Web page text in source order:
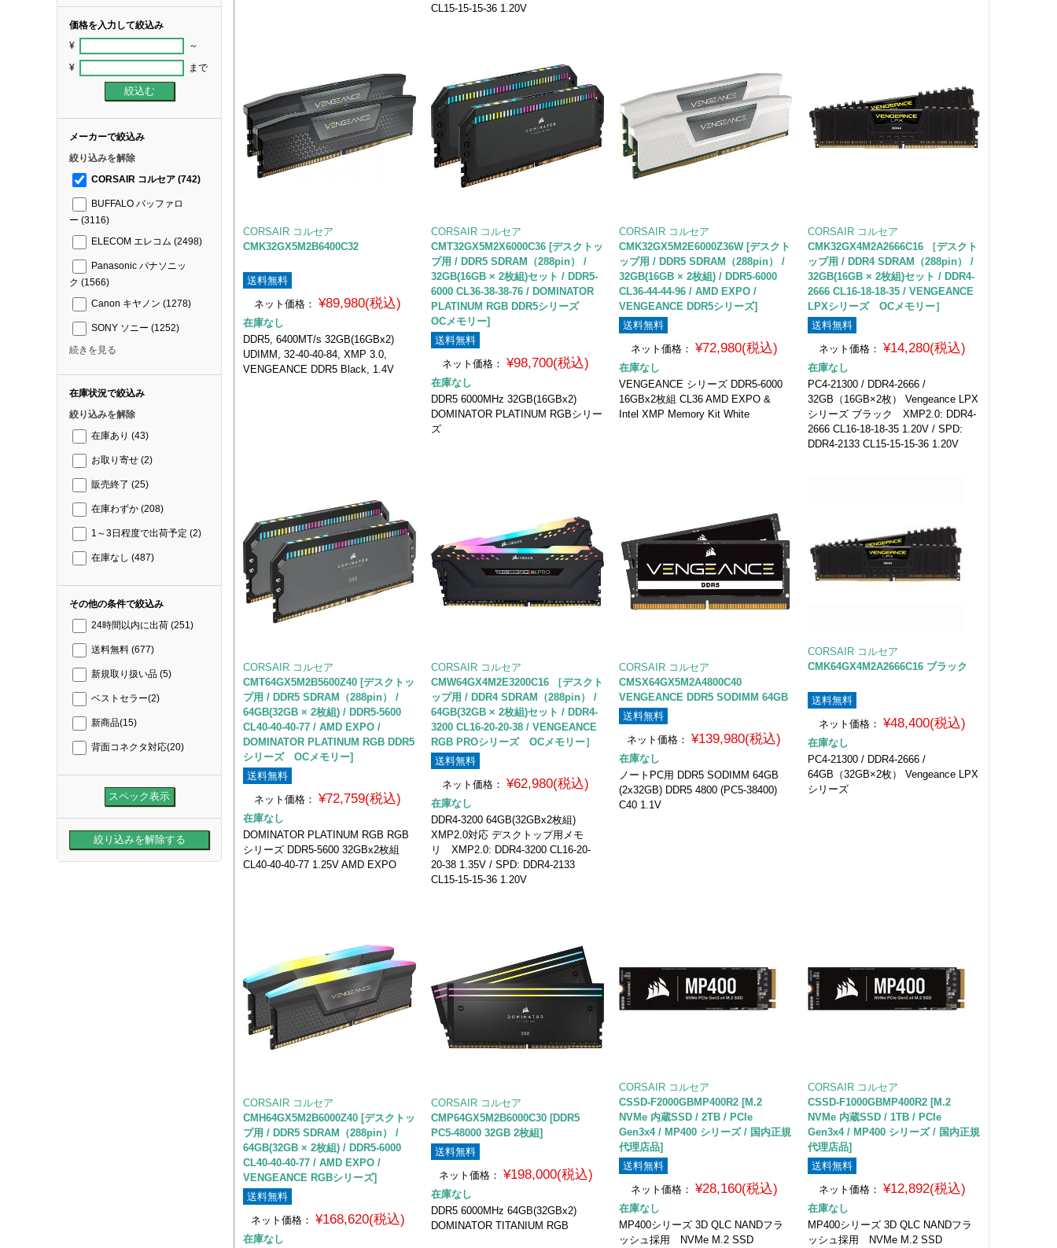
価格を入力して絞込み
¥ ～
¥ まで
メーカーで絞込み
絞り込みを解除
CORSAIR コルセア (742)
BUFFALO バッファロ
ー (3116)
ELECOM エレコム (2498)
Panasonic パナソニッ
ク (1566)
Canon キヤノン (1278)
SONY ソニー (1252)
続きを見る
在庫状況で絞込み
絞り込みを解除
在庫あり (43)
お取り寄せ (2)
販売終了 (25)
在庫わずか (208)
1～3日程度で出荷予定 (2)
在庫なし (487)
その他の条件で絞込み
24時間以内に出荷 (251)
送料無料 (677)
新規取り扱い品 (5)
ベストセラー(2)
新商品(15)
背面コネクタ対応(20)
CL15-15-15-36 1.20V
CORSAIR コルセア
CMK32GX5M2B6400C32
送料無料
ネット価格：
¥89,980(税込)
在庫なし
DDR5, 6400MT/s 32GB(16GBx2)
UDIMM, 32-40-40-84, XMP 3.0,
VENGEANCE DDR5 Black, 1.4V
CORSAIR コルセア
CMT32GX5M2X6000C36 [デスクトッ
プ用 / DDR5 SDRAM（288pin） /
32GB(16GB × 2枚組)セット / DDR5-
6000 CL36-38-38-76 / DOMINATOR
PLATINUM RGB DDR5シリーズ
OCメモリー]
送料無料
ネット価格：
¥98,700(税込)
在庫なし
DDR5 6000MHz 32GB(16GBx2)
DOMINATOR PLATINUM RGBシリー
ズ
CORSAIR コルセア
CMK32GX5M2E6000Z36W [デスクト
ップ用 / DDR5 SDRAM（288pin） /
32GB(16GB × 2枚組) / DDR5-6000
CL36-44-44-96 / AMD EXPO /
VENGEANCE DDR5シリーズ]
送料無料
ネット価格： ¥72,980(税込)
在庫なし
VENGEANCE シリーズ DDR5-6000
16GBx2枚組 CL36 AMD EXPO &
Intel XMP Memory Kit White
CORSAIR コルセア
CMK32GX4M2A2666C16 ［デスクト
ップ用 / DDR4 SDRAM（288pin） /
32GB(16GB × 2枚組)セット / DDR4-
2666 CL16-18-18-35 / VENGEANCE
LPXシリーズ OCメモリー］
送料無料
ネット価格： ¥14,280(税込)
在庫なし
PC4-21300 / DDR4-2666 /
32GB（16GB×2枚） Vengeance LPX
シリーズ ブラック XMP2.0: DDR4-
2666 CL16-18-18-35 1.20V / SPD:
DDR4-2133 CL15-15-15-36 1.20V
CORSAIR コルセア
CMT64GX5M2B5600Z40 [デスクトッ
プ用 / DDR5 SDRAM（288pin） /
64GB(32GB × 2枚組) / DDR5-5600
CL40-40-40-77 / AMD EXPO /
DOMINATOR PLATINUM RGB DDR5
シリーズ OCメモリー]
送料無料
ネット価格：
¥72,759(税込)
在庫なし
DOMINATOR PLATINUM RGB RGB
シリーズ DDR5-5600 32GBx2枚組
CL40-40-40-77 1.25V AMD EXPO
CORSAIR コルセア
CMW64GX4M2E3200C16 ［デスクト
ップ用 / DDR4 SDRAM（288pin） /
64GB(32GB × 2枚組)セット / DDR4-
3200 CL16-20-20-38 / VENGEANCE
RGB PROシリーズ OCメモリー］
送料無料
ネット価格：
¥62,980(税込)
在庫なし
DDR4-3200 64GB(32GBx2枚組)
XMP2.0対応 デスクトップ用メモ
リ XMP2.0: DDR4-3200 CL16-20-
20-38 1.35V / SPD: DDR4-2133
CL15-15-15-36 1.20V
CORSAIR コルセア
CMSX64GX5M2A4800C40
VENGEANCE DDR5 SODIMM 64GB
送料無料
ネット価格：
¥139,980(税込)
在庫なし
ノートPC用 DDR5 SODIMM 64GB
(2x32GB) DDR5 4800 (PC5-38400)
C40 1.1V
CORSAIR コルセア
CMK64GX4M2A2666C16 ブラック
送料無料
ネット価格： ¥48,400(税込)
在庫なし
PC4-21300 / DDR4-2666 /
64GB（32GB×2枚） Vengeance LPX
シリーズ
CORSAIR コルセア
CMH64GX5M2B6000Z40 [デスクトッ
プ用 / DDR5 SDRAM（288pin） /
64GB(32GB × 2枚組) / DDR5-6000
CL40-40-40-77 / AMD EXPO /
VENGEANCE RGBシリーズ]
送料無料
ネット価格： ¥168,620(税込)
在庫なし
CORSAIR コルセア
CMP64GX5M2B6000C30 [DDR5
PC5-48000 32GB 2枚組]
送料無料
ネット価格： ¥198,000(税込)
在庫なし
DDR5 6000MHz 64GB(32GBx2)
DOMINATOR TITANIUM RGB
CORSAIR コルセア
CSSD-F2000GBMP400R2 [M.2
NVMe 内蔵SSD / 2TB / PCIe
Gen3x4 / MP400 シリーズ / 国内正規
代理店品]
送料無料
ネット価格： ¥28,160(税込)
在庫なし
MP400シリーズ 3D QLC NANDフラ
ッシュ採用 NVMe M.2 SSD
CORSAIR コルセア
CSSD-F1000GBMP400R2 [M.2
NVMe 内蔵SSD / 1TB / PCIe
Gen3x4 / MP400 シリーズ / 国内正規
代理店品]
送料無料
ネット価格： ¥12,892(税込)
在庫なし
MP400シリーズ 3D QLC NANDフラ
ッシュ採用 NVMe M.2 SSD